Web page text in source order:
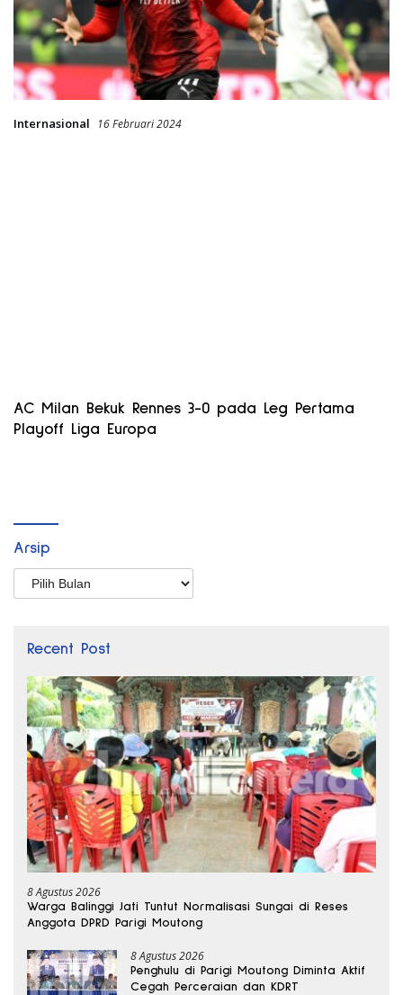
Internasional 16 Februari 2024
AC Milan Bekuk Rennes 3-0 pada Leg Pertama
Playoff Liga Europa
Arsip
Arsip
Recent Post
8 Agustus 2026
Warga Balinggi Jati Tuntut Normalisasi Sungai di Reses
Anggota DPRD Parigi Moutong
8 Agustus 2026
Penghulu di Parigi Moutong Diminta Aktif
Cegah Perceraian dan KDRT